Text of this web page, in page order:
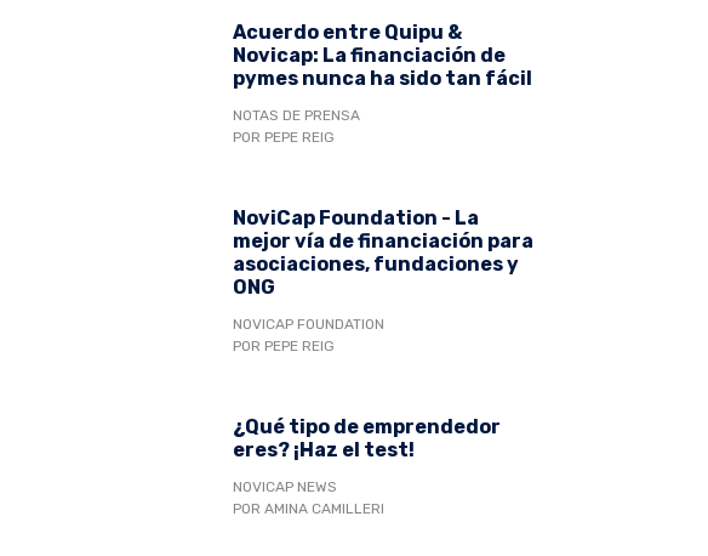
Acuerdo entre Quipu &
Novicap: La financiación de
pymes nunca ha sido tan fácil
NOTAS DE PRENSA
POR PEPE REIG
NoviCap Foundation - La
mejor vía de financiación para
asociaciones, fundaciones y
ONG
NOVICAP FOUNDATION
POR PEPE REIG
¿Qué tipo de emprendedor
eres? ¡Haz el test!
NOVICAP NEWS
POR AMINA CAMILLERI